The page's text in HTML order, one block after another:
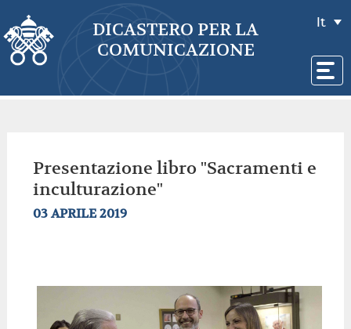
DICASTERO PER LA
COMUNICAZIONE
It
Presentazione libro "Sacramenti e
inculturazione"
03 APRILE 2019